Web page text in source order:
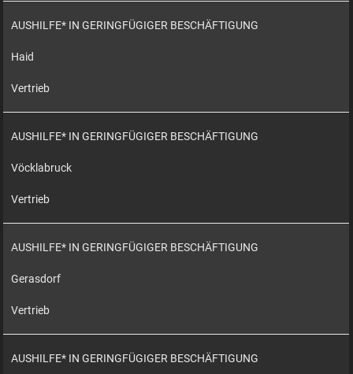
AUSHILFE* IN GERINGFÜGIGER BESCHÄFTIGUNG
Haid
Vertrieb
AUSHILFE* IN GERINGFÜGIGER BESCHÄFTIGUNG
Vöcklabruck
Vertrieb
AUSHILFE* IN GERINGFÜGIGER BESCHÄFTIGUNG
Gerasdorf
Vertrieb
AUSHILFE* IN GERINGFÜGIGER BESCHÄFTIGUNG